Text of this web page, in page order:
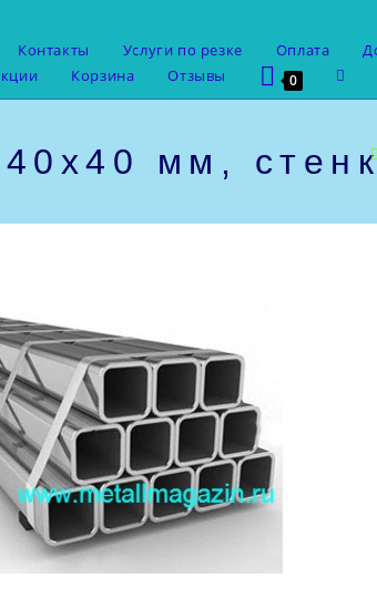
Контакты Услуги по резке Оплата
Корзина Отзывы 0
веб-
сайту
40х40 мм,